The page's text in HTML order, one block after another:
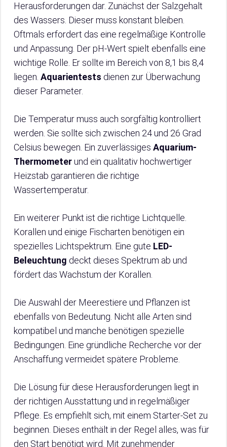
Herausforderungen dar. Zunächst der Salzgehalt
des Wassers. Dieser muss konstant bleiben.
Oftmals erfordert das eine regelmäßige Kontrolle
und Anpassung. Der pH-Wert spielt ebenfalls eine
wichtige Rolle. Er sollte im Bereich von 8,1 bis 8,4
liegen. Aquarientests dienen zur Überwachung
dieser Parameter.
Die Temperatur muss auch sorgfältig kontrolliert
werden. Sie sollte sich zwischen 24 und 26 Grad
Celsius bewegen. Ein zuverlässiges Aquarium-
Thermometerund ein qualitativ hochwertiger
Heizstab garantieren die richtige
Wassertemperatur.
Ein weiterer Punkt ist die richtige Lichtquelle.
Korallen und einige Fischarten benötigen ein
spezielles Lichtspektrum. Eine gute LED-
Beleuchtung deckt dieses Spektrum ab und
fördert das Wachstum der Korallen.
Die Auswahl der Meerestiere und Pflanzen ist
ebenfalls von Bedeutung. Nicht alle Arten sind
kompatibel und manche benötigen spezielle
Bedingungen. Eine gründliche Recherche vor der
Anschaffung vermeidet spätere Probleme.
Die Lösung für diese Herausforderungen liegt in
der richtigen Ausstattung und in regelmäßiger
Pflege. Es empfiehlt sich, mit einem Starter-Set zu
beginnen. Dieses enthält in der Regel alles, was für
den Start benötigt wird. Mit zunehmender